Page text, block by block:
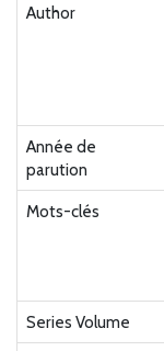
Author
Année de
parution
Mots-clés
Series Volume